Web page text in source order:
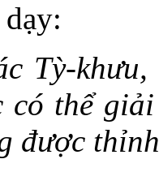
Tỳ-
có thể
được